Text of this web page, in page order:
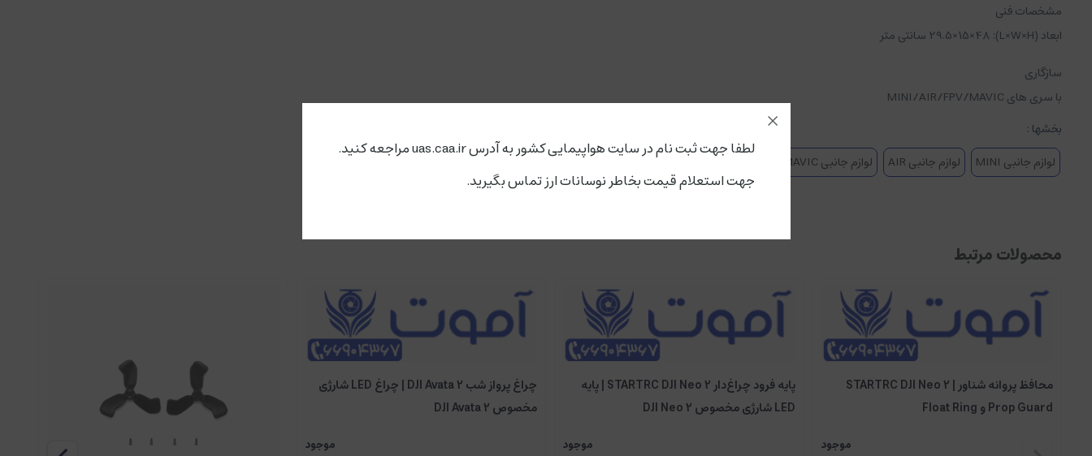
مشخصات فنی
ابعاد (L×W×H): 29.5×15×48 سانتی متر
سازگاری
با سری های MINI/AIR/FPV/MAVIC
بخشها :
لوازم جانبی MINI
لوازم جانبی AIR لوازم جانبی MAVIC لوازم جانبی FPV لوازم جانبی مولتی روتور
محصولات مرتبط
محافظ پروانه شناور STARTRC DJI Neo 2 |
Prop Guard و Float Ring
موجود
پایه فرود چراغ‌دار STARTRC DJI Neo 2 | پایه
LED شارژی مخصوص DJI Neo 2
موجود
چراغ پرواز شب DJI Avata 2 | چراغ LED شارژی
مخصوص DJI Avata 2
موجود
لطفا جهت ثبت نام در سایت هواپیمایی کشور به آدرس uas.caa.ir مراجعه کنید.
جهت استعلام قیمت بخاطر نوسانات ارز تماس بگیرید.